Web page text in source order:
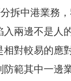
拆中港業務
入兩邊不是人
相對較易的應
防範其中一邊